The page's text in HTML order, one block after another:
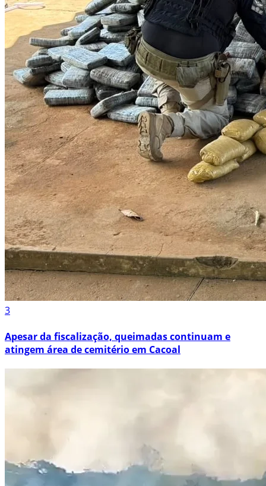
3
Apesar da fiscalização, queimadas continuam e
atingem área de cemitério em Cacoal